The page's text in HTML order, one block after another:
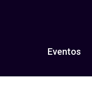
Eventos